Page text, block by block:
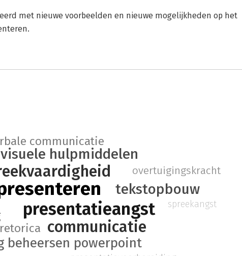
met nieuwe voorbeelden en nieuwe mogelijkheden op het
presentatieangst
communicatie
hulpmiddelen
tekstopbouw
powerpoint
beheersen
communicatie
retorica
overtuigingskracht
spreekangst